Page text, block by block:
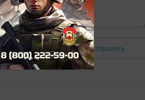
Авторизоваться Отправить